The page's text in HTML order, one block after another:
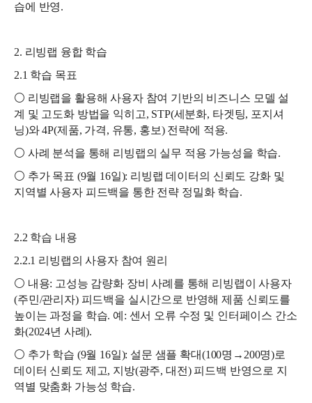
습에 반영.
2. 리빙랩 융합 학습
2.1 학습 목표
⚪ 리빙랩을 활용해 사용자 참여 기반의 비즈니스 모델 설
계 및 고도화 방법을 익히고, STP(세분화, 타겟팅, 포지셔
닝)와 4P(제품, 가격, 유통, 홍보) 전략에 적용.
⚪ 사례 분석을 통해 리빙랩의 실무 적용 가능성을 학습.
⚪ 추가 목표 (9월 16일): 리빙랩 데이터의 신뢰도 강화 및
지역별 사용자 피드백을 통한 전략 정밀화 학습.
2.2 학습 내용
2.2.1 리빙랩의 사용자 참여 원리
⚪ 내용: 고성능 감량화 장비 사례를 통해 리빙랩이 사용자
(주민/관리자) 피드백을 실시간으로 반영해 제품 신뢰도를
높이는 과정을 학습. 예: 센서 오류 수정 및 인터페이스 간소
화(2024년 사례).
⚪ 추가 학습 (9월 16일): 설문 샘플 확대(100명→200명)로
데이터 신뢰도 제고, 지방(광주, 대전) 피드백 반영으로 지
역별 맞춤화 가능성 학습.